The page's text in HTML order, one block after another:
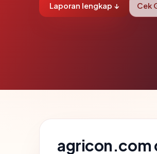
Laporan lengkap ↓ Cek
agricon.com